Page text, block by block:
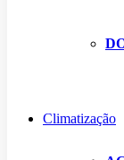
Climatização